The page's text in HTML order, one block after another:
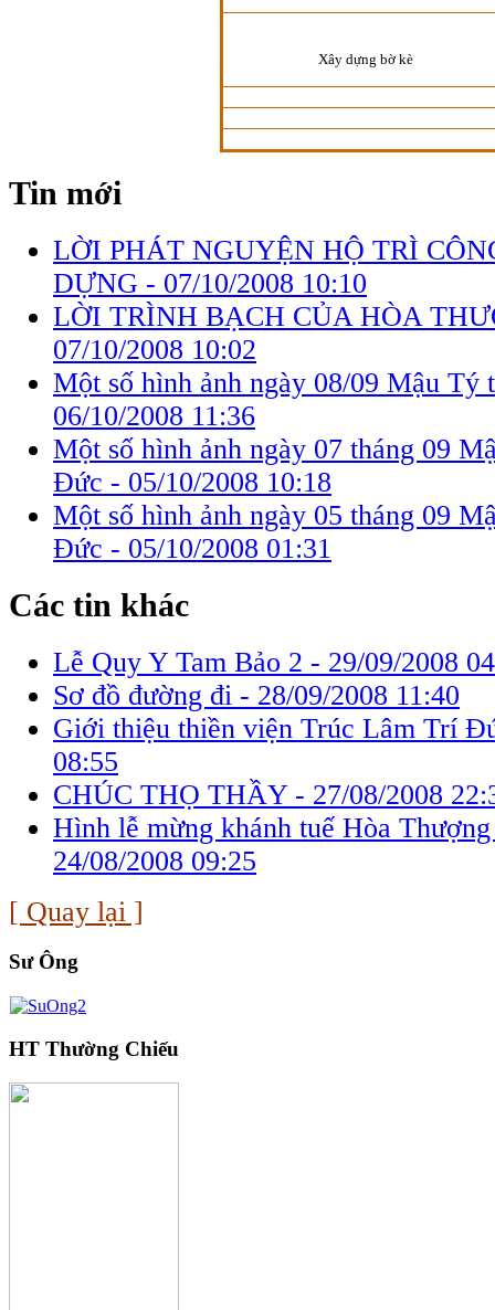
Xây dựng bờ kè
Tin mới
LỜI PHÁT NGUYỆN HỘ TRÌ
DỰNG - 07/10/2008 10:10
LỜI TRÌNH BẠCH CỦA HÒA
07/10/2008 10:02
Một số hình ảnh ngày 08/09 Mậu
06/10/2008 11:36
Một số hình ảnh ngày 07 tháng 09
Đức - 05/10/2008 10:18
Một số hình ảnh ngày 05 tháng 09
Đức - 05/10/2008 01:31
Các tin khác
Lễ Quy Y Tam Bảo 2 - 29/09/2008
Sơ đồ đường đi - 28/09/2008 11:40
Giới thiệu thiền viện Trúc Lâm Trí
08:55
CHÚC THỌ THẦY - 27/08/2008
Hình lễ mừng khánh tuế Hòa
24/08/2008 09:25
[ Quay lại ]
Sư Ông
HT Thường Chiếu